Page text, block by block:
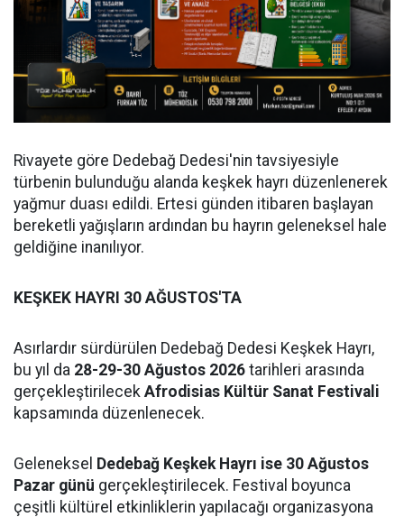
Rivayete göre Dedebağ Dedesi'nin tavsiyesiyle
türbenin bulunduğu alanda keşkek hayrı düzenlenerek
yağmur duası edildi. Ertesi günden itibaren başlayan
bereketli yağışların ardından bu hayrın geleneksel hale
geldiğine inanılıyor.
KEŞKEK HAYRI 30 AĞUSTOS'TA
Asırlardır sürdürülen Dedebağ Dedesi Keşkek Hayrı,
bu yıl da 28-29-30 Ağustos 2026 tarihleri arasında
gerçekleştirilecek Afrodisias Kültür Sanat Festivali
kapsamında düzenlenecek.
Geleneksel Dedebağ Keşkek Hayrı ise 30 Ağustos
Pazar günü gerçekleştirilecek. Festival boyunca
çeşitli kültürel etkinliklerin yapılacağı organizasyona